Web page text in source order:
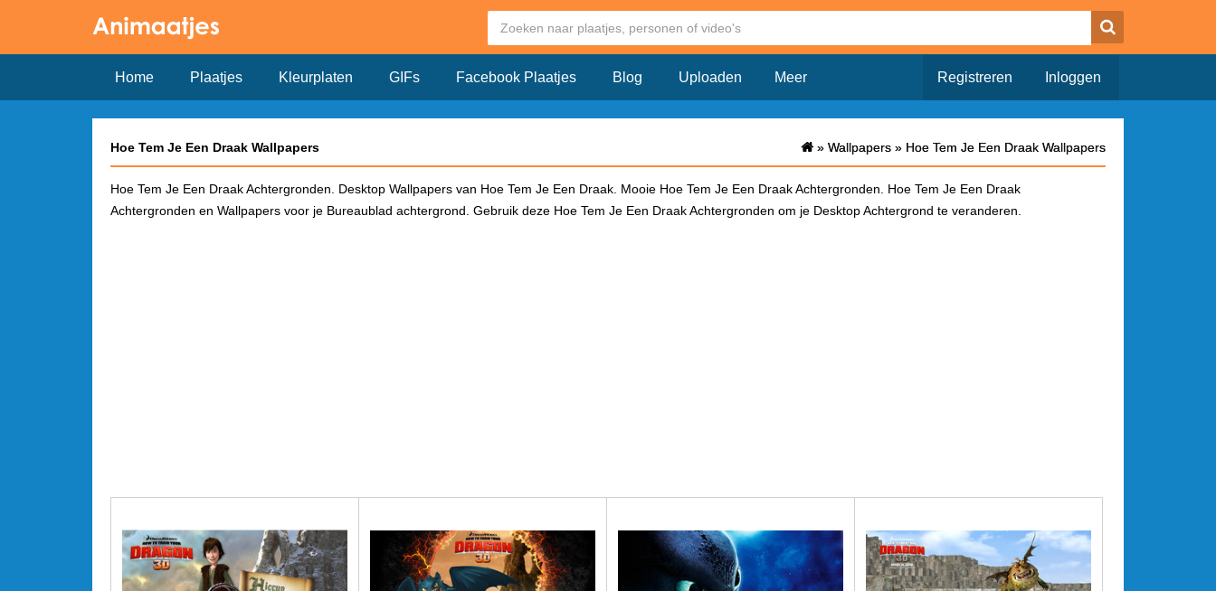
Home Plaatjes Kleurplaten GIFs Facebook Plaatjes Blog Uploaden Meer Registreren Inloggen
Hoe Tem Je Een Draak Wallpapers » Wallpapers » Hoe Tem Je Een Draak Wallpapers
» Wallpapers » Hoe Tem Je Een Draak Wallpapers
Hoe Tem Je Een Draak Achtergronden. Desktop Wallpapers van Hoe Tem Je Een Draak. Mooie Hoe Tem Je Een Draak Achtergronden. Hoe Tem Je Een Draak
Achtergronden en Wallpapers voor je Bureaublad achtergrond. Gebruik deze Hoe Tem Je Een Draak Achtergronden om je Desktop Achtergrond te veranderen.